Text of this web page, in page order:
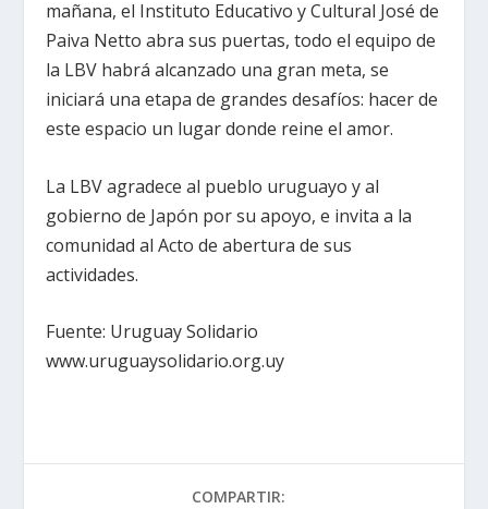
mañana, el Instituto Educativo y Cultural José de
Paiva Netto abra sus puertas, todo el equipo de
la LBV habrá alcanzado una gran meta, se
iniciará una etapa de grandes desafíos: hacer de
este espacio un lugar donde reine el amor.
La LBV agradece al pueblo uruguayo y al
gobierno de Japón por su apoyo, e invita a la
comunidad al Acto de abertura de sus
actividades.
Fuente: Uruguay Solidario
www.uruguaysolidario.org.uy
COMPARTIR: